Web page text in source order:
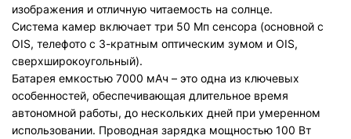
изображения и отличную читаемость на солнце.
Система камер включает три 50 Мп сенсора (основной с
OIS, телефото с 3-кратным оптическим зумом и OIS,
сверхширокоугольный).
Батарея емкостью 7000 мАч – это одна из ключевых
особенностей, обеспечивающая длительное время
автономной работы, до нескольких дней при умеренном
использовании. Проводная зарядка мощностью 100 Вт